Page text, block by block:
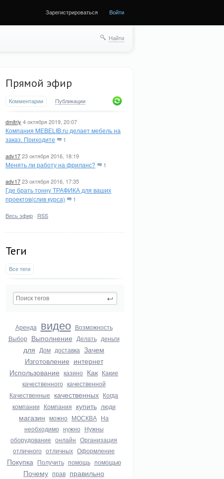
Зарегистрироваться Войти
Найти
Прямой эфир
Комментарии Публикации
dmitriy 4 октября 2019, 20:07
Компания MEBELIB.ru делает мебель на
заказ. Приходите
1
adv1723 октября 2016, 18:19
Менять ли работу на фриланс? 1
adv1723 октября 2016, 17:35
Где брать тонну ТРАФИКА для ваших
проектов(слив курса)
1
Весь эфир · RSS
Теги
Все теги
Аренда видео Возможность
Выбор Выполнение Делать деньги
для Дом доставка Зачем
Изготовление интернет
Использование казино Как Какие
качественного качественной
Качественные качественных Когда
компании Компания купить люди
магазин можно МОСКВА На
необходимо нужно Нужны
оборудование онлайн Организация
отличного отличных Оформление
Покупка Получить помощь помощью
Почему прав правильно